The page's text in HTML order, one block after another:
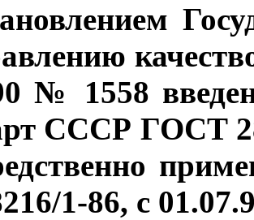
№ 1558
СССР ГОСТ
1-86, с